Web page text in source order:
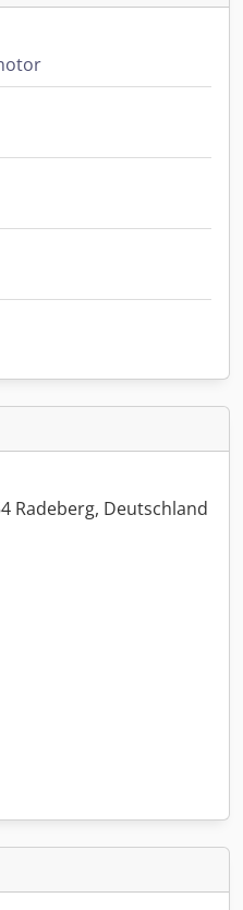
Radeberg, Deutschland